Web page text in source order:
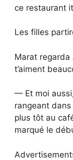
ce restaurant
Les filles
Marat
t’aiment
— Et moi
rangeant
plus tôt au
marqué le